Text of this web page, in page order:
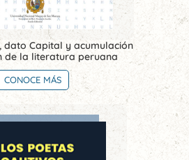
dato Capital y acumulación
de la literatura peruana
CONOCE MÁS